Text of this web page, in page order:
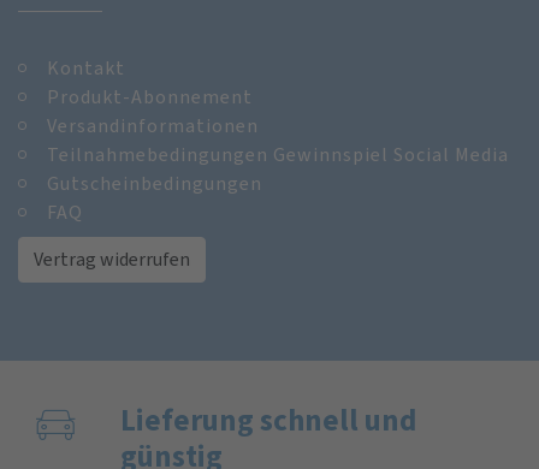
Kontakt
Produkt-Abonnement
Versandinformationen
Teilnahmebedingungen Gewinnspiel Social Media
Gutscheinbedingungen
FAQ
Vertrag widerrufen
Lieferung schnell und
günstig